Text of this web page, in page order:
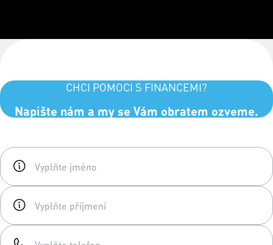
CHCI POMOCI S FINANCEMI?
Napište nám a my se Vám obratem ozveme.